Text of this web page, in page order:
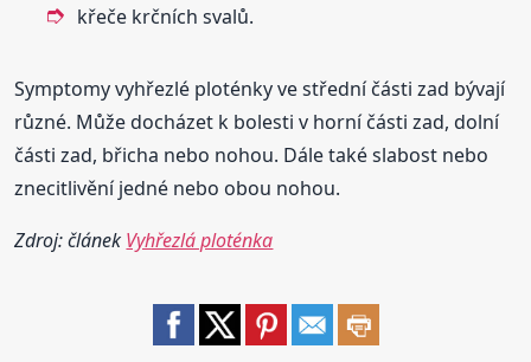
křeče krčních svalů.
Symptomy vyhřezlé ploténky ve střední části zad bývají
různé. Může docházet k bolesti v horní části zad, dolní
části zad, břicha nebo nohou. Dále také slabost nebo
znecitlivění jedné nebo obou nohou.
Zdroj: článek Vyhřezlá ploténka